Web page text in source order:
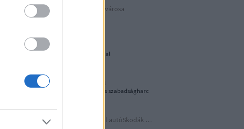
Az eredeti Mikulás® városa
Puglia Uno
Déli harangszó
Nándorfehérvári diadal
1956: Akkor és most
1956-os forradalom és szabadságharc
Időutazás a szocreál autóSkodák világába